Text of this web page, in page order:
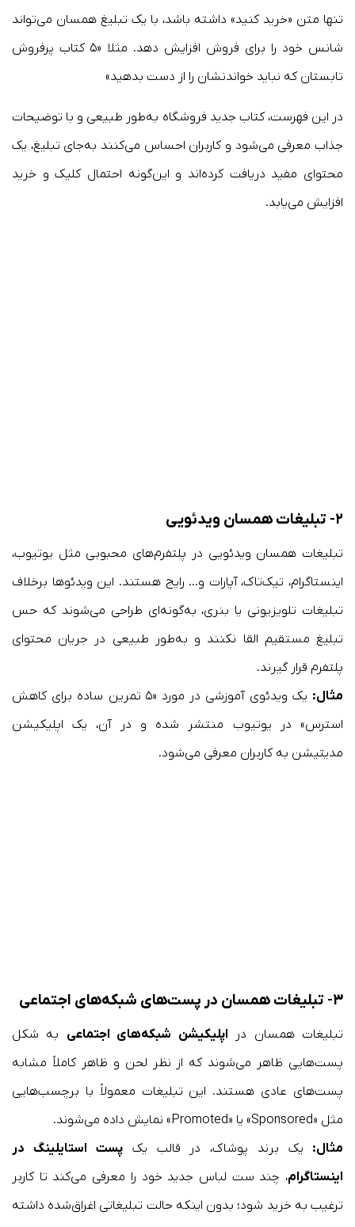
تنها متن «خرید کنید» داشته باشد، با یک تبلیغ همسان می‌تواند
شانس خود را برای فروش افزایش دهد. مثلا «۵ کتاب پرفروش
تابستان که نباید خواندنشان را از دست بدهید»
در این فهرست، کتاب جدید فروشگاه به‌طور طبیعی و با توضیحات
جذاب معرفی می‌شود و کاربران احساس می‌کنند به‌جای تبلیغ، یک
محتوای مفید دریافت کرده‌اند و این‌گونه احتمال کلیک و خرید
افزایش می‌یابد.
۲- تبلیغات همسان ویدئویی
تبلیغات همسان ویدئویی در پلتفرم‌های محبوبی مثل یوتیوب،
اینستاگرام، تیک‌تاک، آپارات و… رایج هستند. این ویدئوها برخلاف
تبلیغات تلویزیونی یا بنری، به‌گونه‌ای طراحی می‌شوند که حس
تبلیغ مستقیم القا نکنند و به‌طور طبیعی در جریان محتوای
پلتفرم قرار گیرند.
مثال:
یک ویدئوی آموزشی در مورد «۵ تمرین ساده برای کاهش
استرس» در یوتیوب منتشر شده و در آن، یک اپلیکیشن
مدیتیشن به کاربران معرفی می‌شود.
۳- تبلیغات همسان در پست‌های شبکه‌های اجتماعی
تبلیغات همسان در اپلیکیشن شبکه‌های اجتماعی به شکل
پست‌هایی ظاهر می‌شوند که از نظر لحن و ظاهر کاملاً مشابه
پست‌های عادی هستند. این تبلیغات معمولاً با برچسب‌هایی
مثل «Sponsored» یا «Promoted» نمایش داده می‌شوند.
مثال: یک برند پوشاک، در قالب یکپست استایلینگ در
اینستاگرام، چند ست لباس جدید خود را معرفی می‌کند تا کاربر
ترغیب به خرید شود؛ بدون اینکه حالت تبلیغاتی اغراق‌شده داشته